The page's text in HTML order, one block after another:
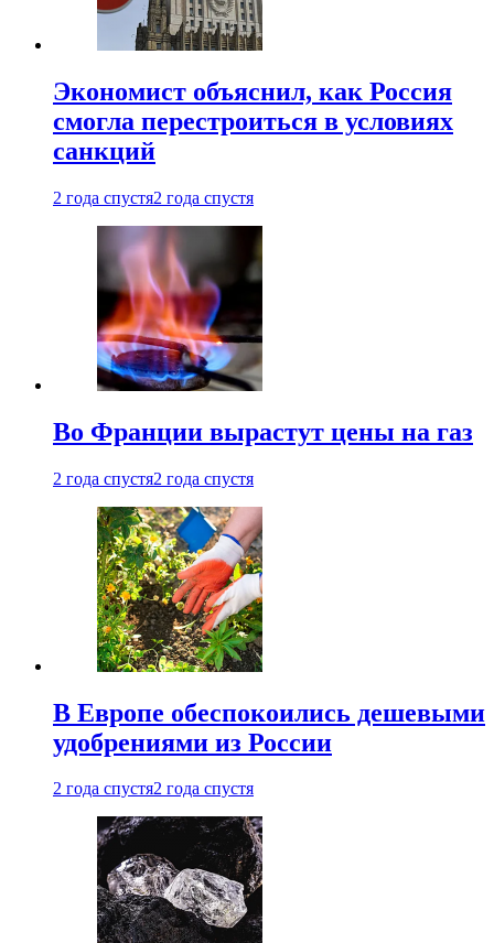
Экономист объяснил, как Россия
смогла перестроиться в условиях
санкций
2 года спустя2 года спустя
Во Франции вырастут цены на газ
2 года спустя2 года спустя
В Европе обеспокоились дешевыми
удобрениями из России
2 года спустя2 года спустя